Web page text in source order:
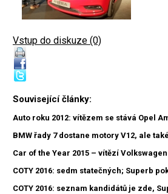
Vstup do diskuze (0)
Související články:
Auto roku 2012: vítězem se stává Opel
BMW řady 7 dostane motory V12, ale
Car of the Year 2015 – vítězí
COTY 2016: sedm statečných; Superb
COTY 2016: seznam kandidátů je zde,